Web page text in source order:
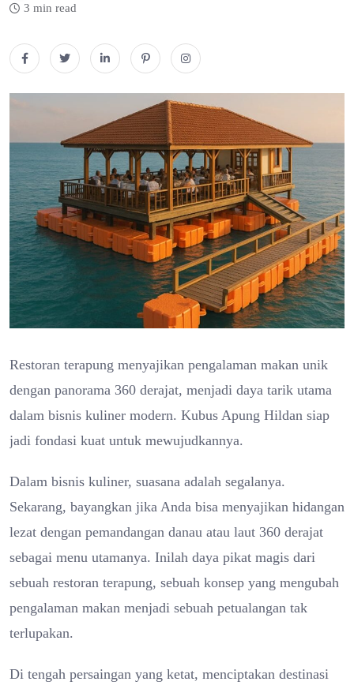
3 min read
Restoran terapung menyajikan pengalaman makan unik
dengan panorama 360 derajat, menjadi daya tarik utama
dalam bisnis kuliner modern. Kubus Apung Hildan siap
jadi fondasi kuat untuk mewujudkannya.
Dalam bisnis kuliner, suasana adalah segalanya.
Sekarang, bayangkan jika Anda bisa menyajikan hidangan
lezat dengan pemandangan danau atau laut 360 derajat
sebagai menu utamanya. Inilah daya pikat magis dari
sebuah restoran terapung, sebuah konsep yang mengubah
pengalaman makan menjadi sebuah petualangan tak
terlupakan.
Di tengah persaingan yang ketat, menciptakan destinasi